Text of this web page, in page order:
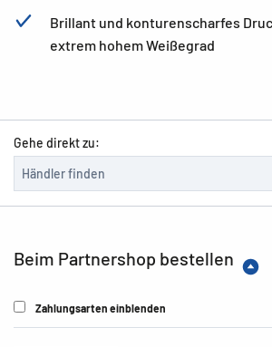
Brillant und konturenscharfes
extrem hohem Weißegrad
Gehe direkt zu:
Beim Partnershop bestellen
Zahlungsarten einblenden